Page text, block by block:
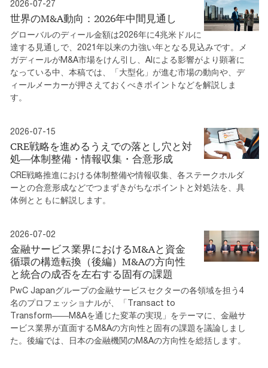
2026-07-27
世界のM&A動向：2026年中間見通し
グローバルのディール金額は2026年に4兆米ドルに
達する見通しで、2021年以来の力強い年となる見込みです。メ
ガディールがM&A市場をけん引し、AIによる影響がより顕著に
なっている中、本稿では、「大型化」が進む市場の動向や、デ
ィールメーカーが押さえておくべきポイントなどを解説しま
す。
2026-07-15
CRE戦略を進めるうえでの落とし穴と対
処―体制整備・情報収集・合意形成
CRE戦略推進における体制整備や情報収集、各ステークホルダ
ーとの合意形成などでつまずきがちなポイントと対処法を、具
体例とともに解説します。
2026-07-02
金融サービス業界におけるM&Aと資金
循環の構造転換（後編）M&Aの方向性
と統合の成否を左右する固有の課題
PwC Japanグループの金融サービスセクターの各領域を担う4
名のプロフェッショナルが、「Transact to
Transform――M&Aを通じた変革の実現」をテーマに、金融サ
ービス業界が直面するM&Aの方向性と固有の課題を議論しまし
た。後編では、日本の金融機関のM&Aの方向性を総括します。